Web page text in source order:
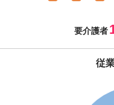
要介護者
従